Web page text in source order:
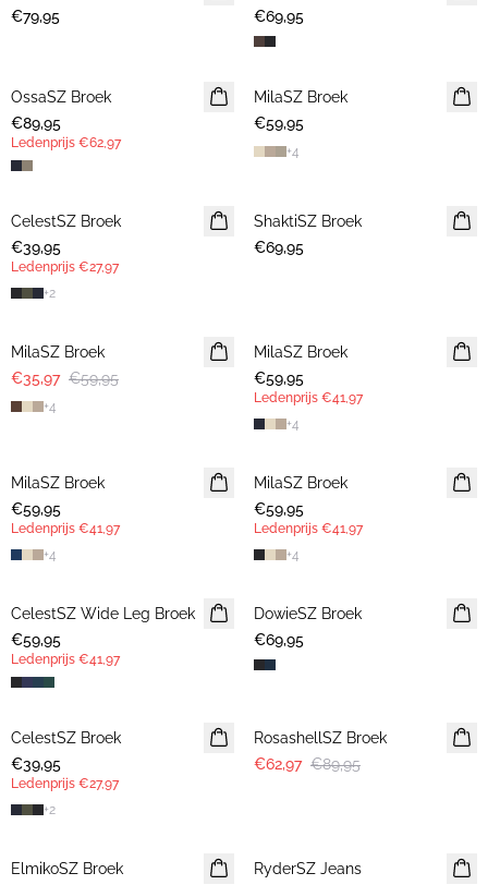
€79,95
€69,95
NIEUWE
LEDENAANBIEDING
OssaSZ Broek
€89,95
Ledenprijs €62,97
NIEUWE
MilaSZ Broek
€59,95
+4
LEDENAANBIEDING
CelestSZ Broek
€39,95
Ledenprijs €27,97
+2
NIEUWE
ShaktiSZ Broek
€69,95
MilaSZ Broek
€35,97 €59,95
+4
NIEUWE
LEDENAANBIEDING
MilaSZ Broek
€59,95
Ledenprijs €41,97
+4
NIEUWE
LEDENAANBIEDING
MilaSZ Broek
€59,95
Ledenprijs €41,97
+4
LEDENAANBIEDING
MilaSZ Broek
€59,95
Ledenprijs €41,97
+4
LEDENAANBIEDING
CelestSZ Wide Leg Broek
€59,95
Ledenprijs €41,97
DowieSZ Broek
€69,95
LEDENAANBIEDING
CelestSZ Broek
€39,95
Ledenprijs €27,97
+2
RosashellSZ Broek
€62,97 €89,95
ElmikoSZ Broek
RyderSZ Jeans